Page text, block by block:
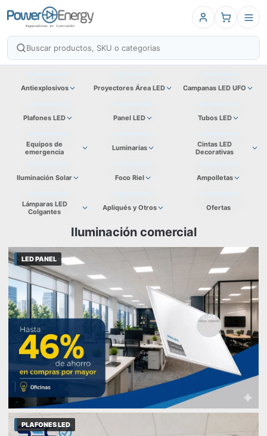
Antiexplosivos Proyectores Área LED Campanas LED UFO
Plafones LED Panel LED Tubos LED
Equipos de
emergencia
Luminarias
Cintas LED
Decorativas
Iluminación Solar Foco Riel Ampolletas
Lámparas LED
Colgantes
Apliqués y Otros Ofertas
Iluminación comercial
LED PANEL
PLAFONES LED